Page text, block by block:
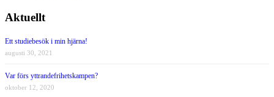
Aktuellt
Ett studiebesök i min hjärna!
augusti 30, 2021
Var förs yttrandefrihetskampen?
oktober 12, 2020